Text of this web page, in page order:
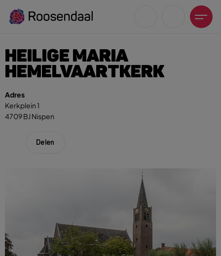
Zoeksuggesties
UITagenda
Wandelen
HEILIGE MARIA
HEMELVAARTKERK
Adres
Kerkplein 1
4709 BJ Nispen
Delen